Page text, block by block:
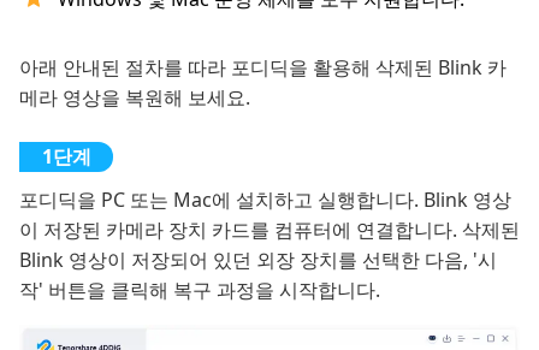
아래 안내된 절차를 따라 포디딕을 활용해 삭제된 Blink 카
메라 영상을 복원해 보세요.
포디딕을 PC 또는 Mac에 설치하고 실행합니다. Blink 영상
이 저장된 카메라 장치 카드를 컴퓨터에 연결합니다. 삭제된
Blink 영상이 저장되어 있던 외장 장치를 선택한 다음, '시
작' 버튼을 클릭해 복구 과정을 시작합니다.